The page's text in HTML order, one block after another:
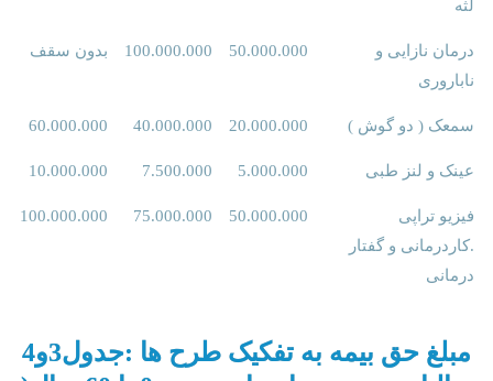
لثه
درمان نازایی و
ناباروری
50.000.000
100.000.000 بدون سقف
سمعک ( دو گوش ) 20.000.000
40.000.000
60.000.000
عینک و لنز طبی 5.000.000
7.500.000
10.000.000
فیزیو تراپی
.کاردرمانی و گفتار
درمانی
50.000.000
75.000.000
100.000.000
مبلغ حق بیمه به تفکیک طرح ها :جدول3و4